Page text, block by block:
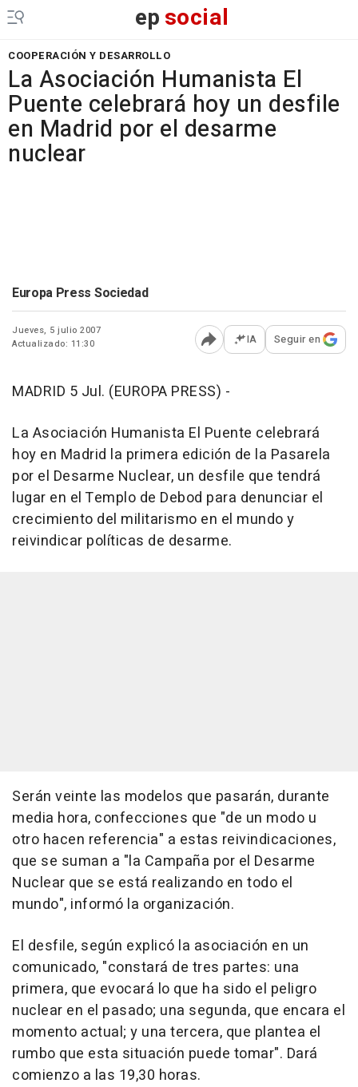
epsocial
COOPERACIÓN Y DESARROLLO
La Asociación Humanista El
Puente celebrará hoy un desfile
en Madrid por el desarme
nuclear
Europa Press Sociedad
Jueves, 5 julio 2007
Actualizado: 11:30
Abrir opciones para
IA Seguir en
MADRID 5 Jul. (EUROPA PRESS) -
La Asociación Humanista El Puente celebrará
hoy en Madrid la primera edición de la Pasarela
por el Desarme Nuclear, un desfile que tendrá
lugar en el Templo de Debod para denunciar el
crecimiento del militarismo en el mundo y
reivindicar políticas de desarme.
Serán veinte las modelos que pasarán, durante
media hora, confecciones que "de un modo u
otro hacen referencia" a estas reivindicaciones,
que se suman a "la Campaña por el Desarme
Nuclear que se está realizando en todo el
mundo", informó la organización.
El desfile, según explicó la asociación en un
comunicado, "constará de tres partes: una
primera, que evocará lo que ha sido el peligro
nuclear en el pasado; una segunda, que encara el
momento actual; y una tercera, que plantea el
rumbo que esta situación puede tomar". Dará
comienzo a las 19,30 horas.